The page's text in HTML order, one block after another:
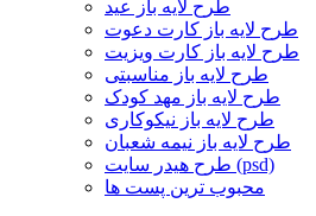
طرح لایه باز عید
طرح لایه باز کارت دعوت
طرح لایه باز کارت ویزیت
طرح لایه باز مناسبتی
طرح لایه باز مهد کودک
طرح لایه باز نیکوکاری
طرح لایه باز نیمه شعبان
طرح هیدر سایت (psd)
محبوب ترین پست ها